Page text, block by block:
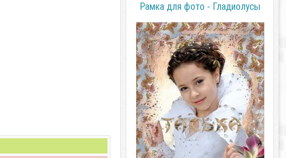
Рамка для фото - Гладиолусы